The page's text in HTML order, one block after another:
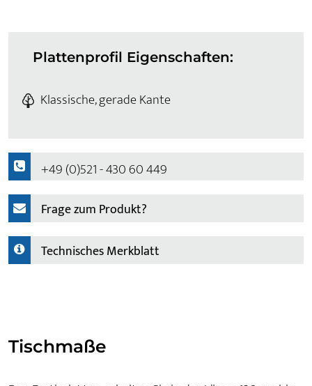
Plattenprofil Eigenschaften:
Klassische, gerade Kante
+49 (0)521 - 430 60 449
Frage zum Produkt?
Technisches Merkblatt
Tischmaße